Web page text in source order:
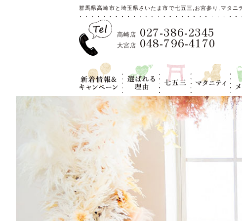
群馬県高崎市と埼玉県さいたま市で七五三,お宮参り,マタ
高崎店 027-386-2345
大宮店 048-796-4170
新着情報＆キ
ャンペーン
選ばれる理
由
七五三 マタニティ
撮
ー